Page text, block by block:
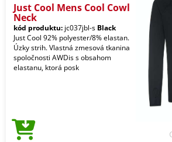
Just Cool Mens Cool Cowl
Neck
kód produktu: jc037jbl-s Black
Just Cool 92% polyester/8% elastan.
Úzky strih. Vlastná zmesová tkanina
spoločnosti AWDis s obsahom
elastanu, ktorá posk